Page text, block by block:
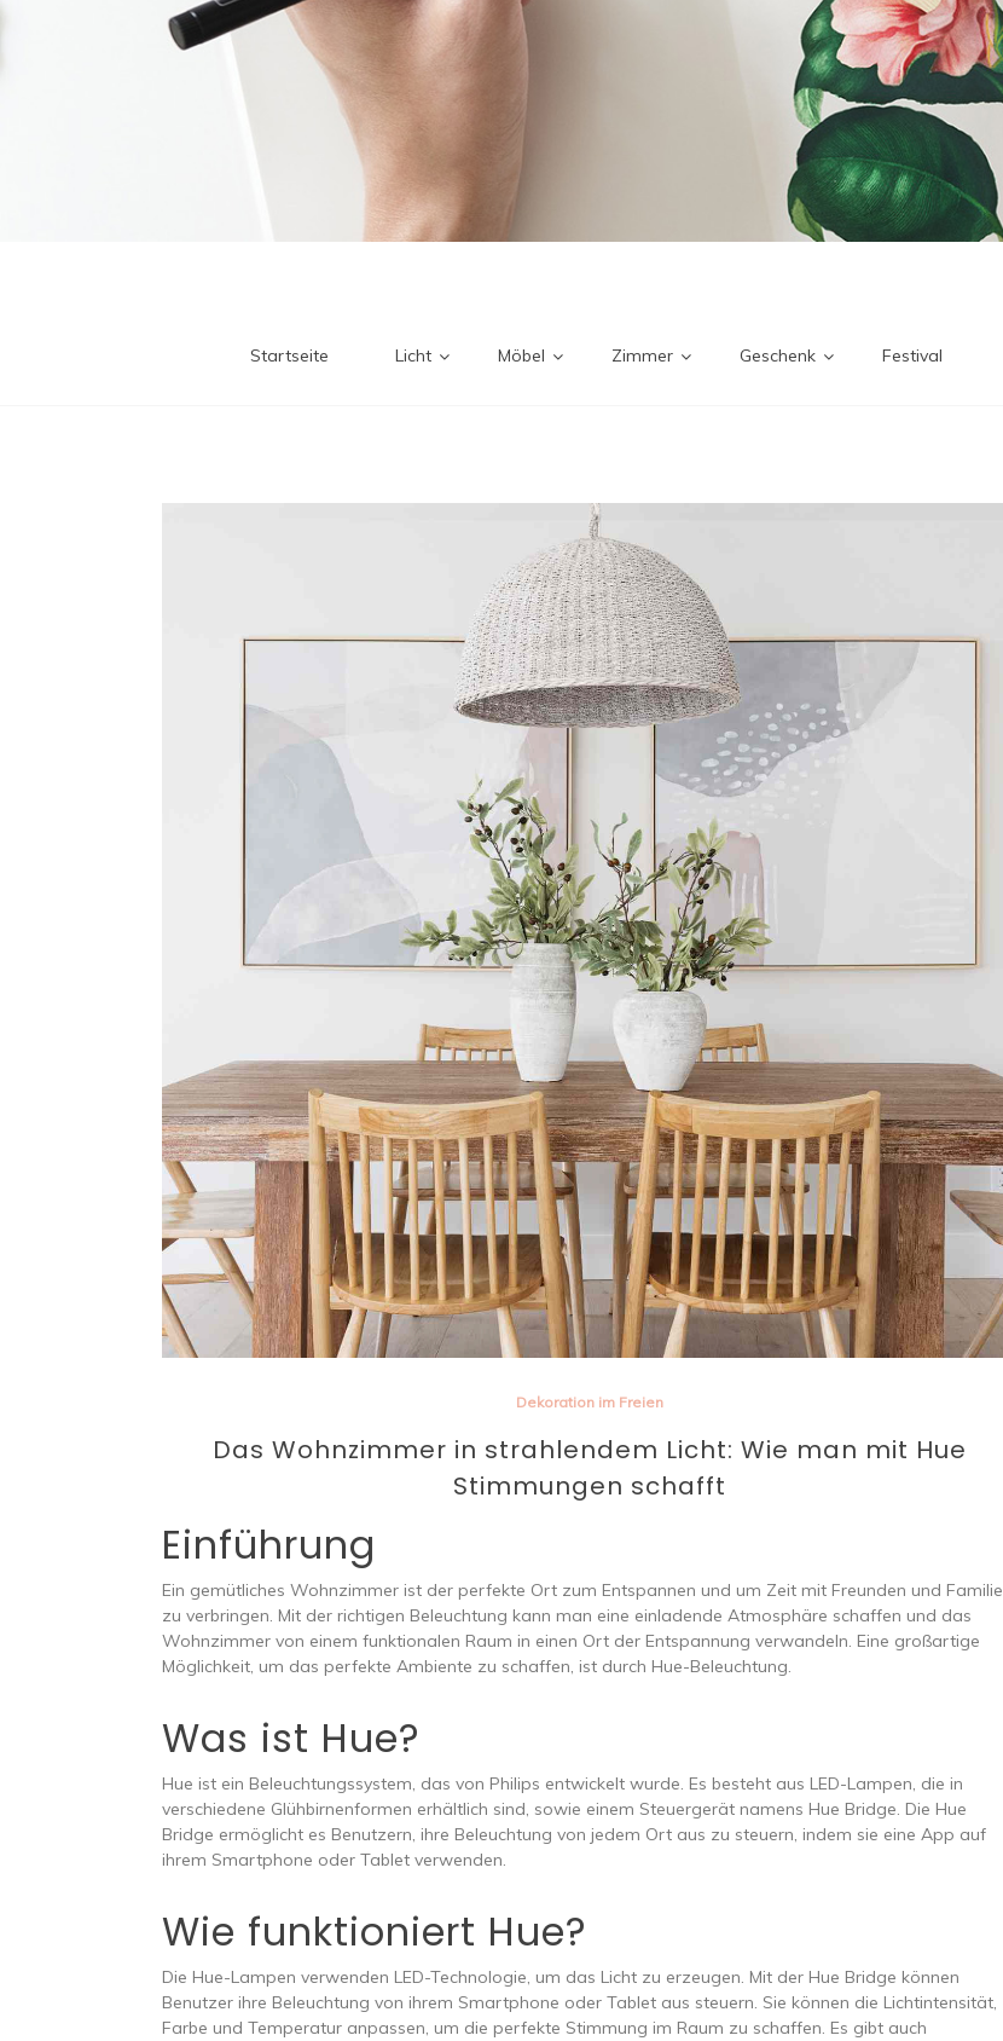
Startseite Licht Möbel Zimmer Geschenk Festival
Dekoration im Freien
Das Wohnzimmer in strahlendem Licht: Wie man mit Hue
Stimmungen schafft
Einführung
Ein gemütliches Wohnzimmer ist der perfekte Ort zum Entspannen und um Zeit mit Freunden und Familie
zu verbringen. Mit der richtigen Beleuchtung kann man eine einladende Atmosphäre schaffen und das
Wohnzimmer von einem funktionalen Raum in einen Ort der Entspannung verwandeln. Eine großartige
Möglichkeit, um das perfekte Ambiente zu schaffen, ist durch Hue-Beleuchtung.
Was ist Hue?
Hue ist ein Beleuchtungssystem, das von Philips entwickelt wurde. Es besteht aus LED-Lampen, die in
verschiedene Glühbirnenformen erhältlich sind, sowie einem Steuergerät namens Hue Bridge. Die Hue
Bridge ermöglicht es Benutzern, ihre Beleuchtung von jedem Ort aus zu steuern, indem sie eine App auf
ihrem Smartphone oder Tablet verwenden.
Wie funktioniert Hue?
Die Hue-Lampen verwenden LED-Technologie, um das Licht zu erzeugen. Mit der Hue Bridge können
Benutzer ihre Beleuchtung von ihrem Smartphone oder Tablet aus steuern. Sie können die Lichtintensität,
Farbe und Temperatur anpassen, um die perfekte Stimmung im Raum zu schaffen. Es gibt auch